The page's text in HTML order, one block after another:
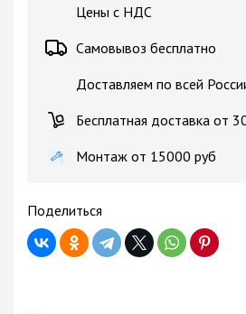
Цены с НДС
Самовывоз бесплатно
Доставляем по всей
Бесплатная доставка от
Монтаж от 15000 руб
Поделиться